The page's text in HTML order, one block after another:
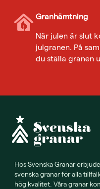
Granhämtning
När julen är slut
julgranen. På
du ställa granen
Hos Svenska Granar
svenska granar för alla
hög kvalitet. Våra granar